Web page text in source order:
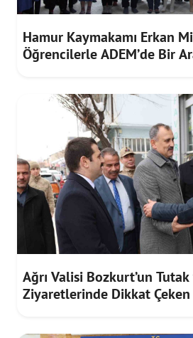
Hamur Kaymakamı Erkan
Öğrencilerle ADEM’de Bir
Ağrı Valisi Bozkurt’un
Ziyaretlerinde Dikkat